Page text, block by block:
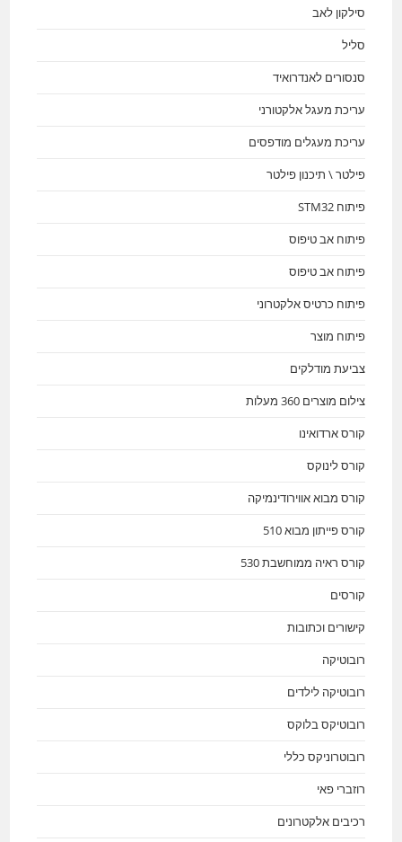
סילקון לאב
סליל
סנסורים לאנדרואיד
עריכת מעגל אלקטורני
עריכת מעגלים מודפסים
פילטר \ תיכנון פילטר
פיתוח STM32
פיתוח אב טיפוס
פיתוח אב טיפוס
פיתוח כרטיס אלקטרוני
פיתוח מוצר
צביעת מודלקים
צילום מוצרים 360 מעלות
קורס ארדואינו
קורס לינוקס
קורס מבוא אווירודינמיקה
קורס פייתון מבוא 510
קורס ראיה ממוחשבת 530
קורסים
קישורים וכתובות
רובוטיקה
רובוטיקה לילדים
רובוטיקס בלוקס
רובוטרוניקס כללי
רוזברי פאי
רכיבים אלקטרונים